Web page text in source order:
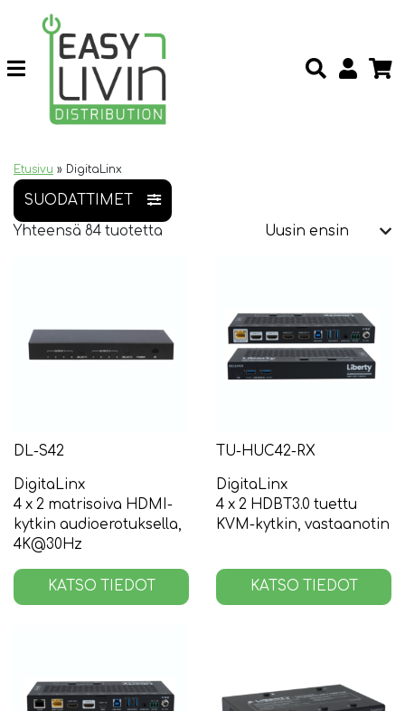
Etusivu » DigitaLinx
SUODATTIMET
Yhteensä 84 tuotetta
DL-S42
DigitaLinx
4 x 2 matrisoiva HDMI-
kytkin audioerotuksella,
4K@30Hz
KATSO TIEDOT
TU-HUC42-RX
DigitaLinx
4 x 2 HDBT3.0 tuettu
KVM-kytkin, vastaanotin
KATSO TIEDOT